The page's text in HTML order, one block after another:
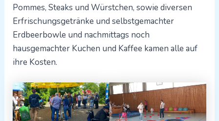
Pommes, Steaks und Würstchen, sowie diversen
Erfrischungsgetränke und selbstgemachter
Erdbeerbowle und nachmittags noch
hausgemachter Kuchen und Kaffee kamen alle auf
ihre Kosten.